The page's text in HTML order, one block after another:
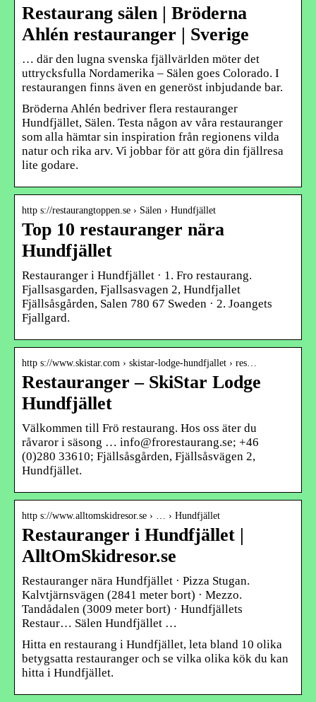
Restaurang sälen | Bröderna
Ahlén restauranger | Sverige
… där den lugna svenska fjällvärlden möter det
uttrycksfulla Nordamerika – Sälen goes Colorado. I
restaurangen finns även en generöst inbjudande bar.
Bröderna Ahlén bedriver flera restauranger
Hundfjället, Sälen. Testa någon av våra restauranger
som alla hämtar sin inspiration från regionens vilda
natur och rika arv. Vi jobbar för att göra din fjällresa
lite godare.
http s://restaurangtoppen.se › Sälen › Hundfjället
Top 10 restauranger nära
Hundfjället
Restauranger i Hundfjället · 1. Fro restaurang.
Fjallsasgarden, Fjallsasvagen 2, Hundfjallet
Fjällsåsgården, Salen 780 67 Sweden · 2. Joangets
Fjallgard.
http s://www.skistar.com › skistar-lodge-hundfjallet › res…
Restauranger – SkiStar Lodge
Hundfjället
Välkommen till Frö restaurang. Hos oss äter du
råvaror i säsong … info@frorestaurang.se; +46
(0)280 33610; Fjällsåsgården, Fjällsåsvägen 2,
Hundfjället.
http s://www.alltomskidresor.se › … › Hundfjället
Restauranger i Hundfjället |
AlltOmSkidresor.se
Restauranger nära Hundfjället · Pizza Stugan.
Kalvtjärnsvägen (2841 meter bort) · Mezzo.
Tandådalen (3009 meter bort) · Hundfjällets
Restaur… Sälen Hundfjället …
Hitta en restaurang i Hundfjället, leta bland 10 olika
betygsatta restauranger och se vilka olika kök du kan
hitta i Hundfjället.